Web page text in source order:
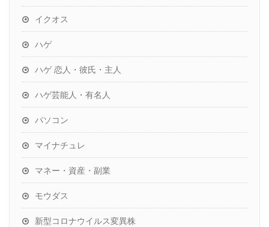
イクオス
ハゲ
ハゲ 恋人・彼氏・主人
ハゲ芸能人・有名人
パソコン
マイナチュレ
マネー・資産・副業
モウダス
新型コロナウイルス変異株